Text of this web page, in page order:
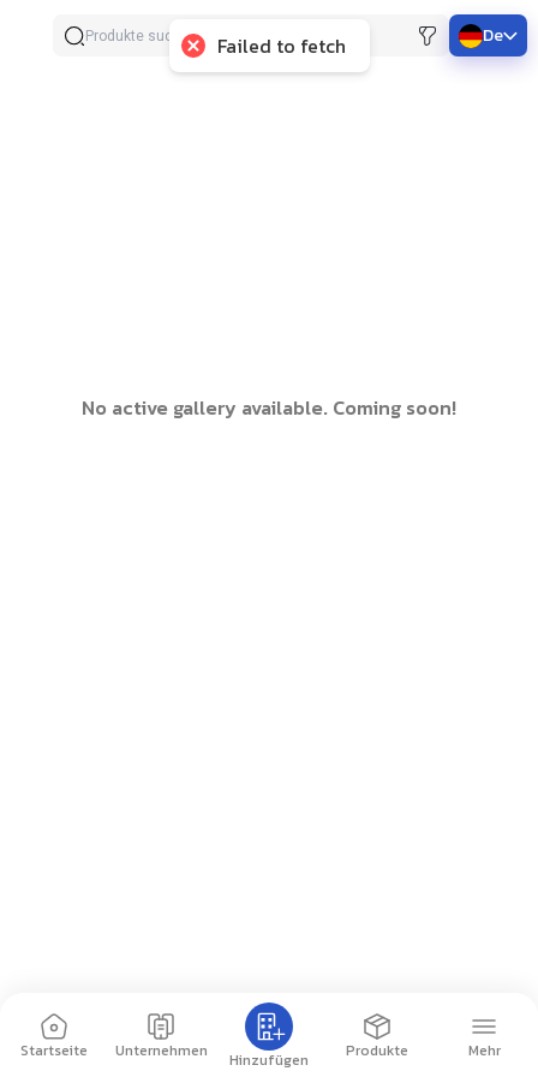
De
No active gallery available. Coming soon!
Startseite Unternehmen Hinzufügen Produkte Mehr
Failed to fetch